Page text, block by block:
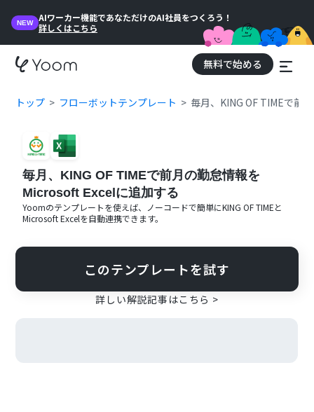
NEW
AIワーカー機能であなただけのAI社員をつくろう！
詳しくはこちら
無料で始める
トップ フローボットテンプレート 毎月、KING OF TIMEで前
毎月、KING OF TIMEで前月の勤怠情報を
Microsoft Excelに追加する
Yoomのテンプレートを使えば、ノーコードで簡単にKING OF TIMEと
Microsoft Excelを自動連携できます。
このテンプレートを試す
詳しい解説記事はこちら >